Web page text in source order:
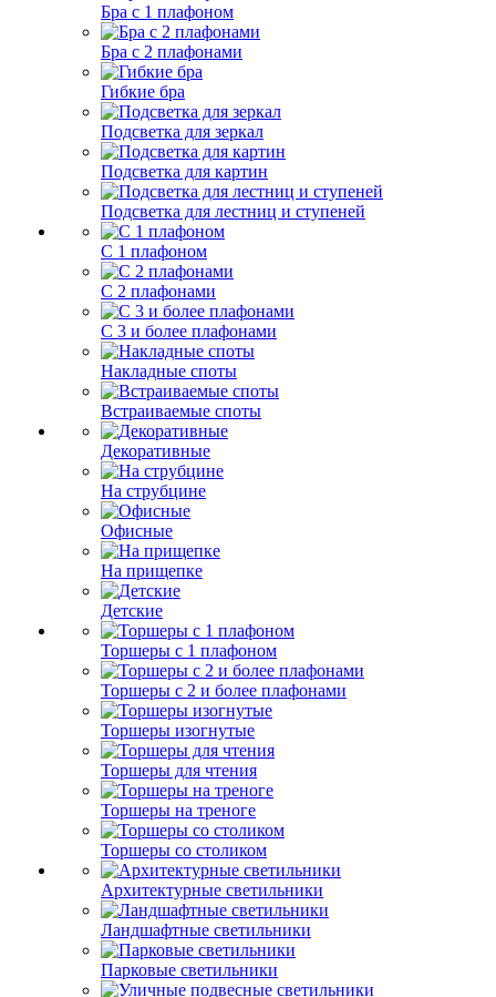
Бра с 1 плафоном
Бра с 2 плафонами
Гибкие бра
Подсветка для зеркал
Подсветка для картин
Подсветка для лестниц и ступеней
С 1 плафоном
С 2 плафонами
С 3 и более плафонами
Накладные споты
Встраиваемые споты
Декоративные
На струбцине
Офисные
На прищепке
Детские
Торшеры с 1 плафоном
Торшеры с 2 и более плафонами
Торшеры изогнутые
Торшеры для чтения
Торшеры на треноге
Торшеры со столиком
Архитектурные светильники
Ландшафтные светильники
Парковые светильники